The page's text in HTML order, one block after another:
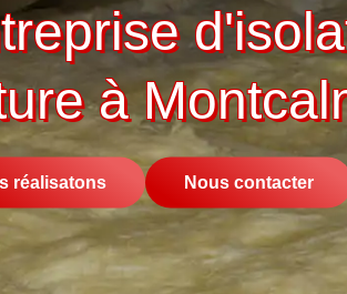
à
réalisatons Nous contacter